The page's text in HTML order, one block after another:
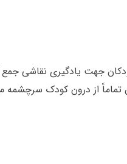
و جذاب برای کودکان جهت
تماماً از درون کودک